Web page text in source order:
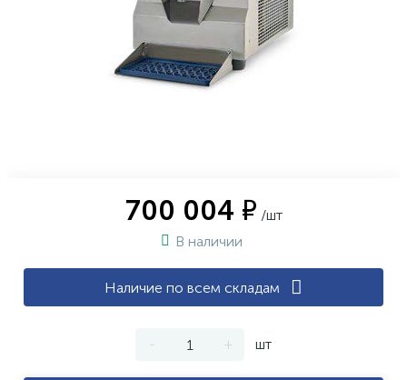
700 004 ₽ /шт
В наличии
Наличие по всем складам
- + шт